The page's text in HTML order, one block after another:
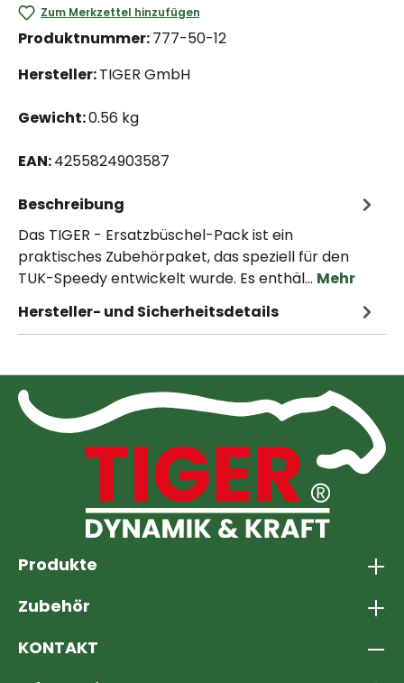
Zum Merkzettel hinzufügen
Produktnummer:777-50-12
Hersteller:TIGER GmbH
Gewicht:0.56 kg
EAN:4255824903587
Beschreibung
Das TIGER - Ersatzbüschel-Pack ist ein
praktisches Zubehörpaket, das speziell für den
TUK-Speedy entwickelt wurde. Es enthäl… Mehr
Hersteller- und Sicherheitsdetails
Produkte
Zubehör
KONTAKT